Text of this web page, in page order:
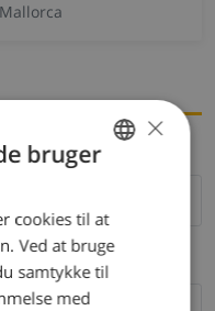
DUTCH
SPANISH
×
bruger
cookies til at
Ved at bruge
samtykke til
med